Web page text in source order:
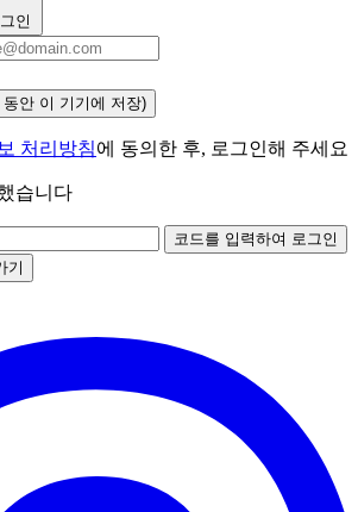
인
동안 이 기기에 저장)
처리방침에 동의한 후, 로그인해 주세요
습니다
코드를 입력하여 로그인
기